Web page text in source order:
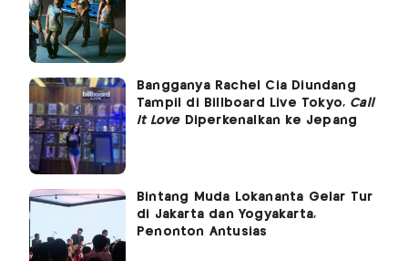
Bangganya Rachel Cia Diundang
Tampil di Billboard Live Tokyo, Call
It LoveDiperkenalkan ke Jepang
Bintang Muda Lokananta Gelar Tur
di Jakarta dan Yogyakarta,
Penonton Antusias